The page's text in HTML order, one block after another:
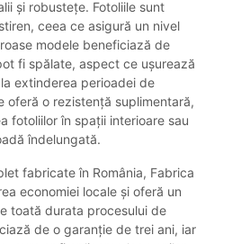
și robustețe. Fotoliile sunt
ceea ce asigură un nivel
modele beneficiază de
fi spălate, aspect ce ușurează
extinderea perioadei de
oferă o rezistență suplimentară,
fotoliilor în spații interioare sau
îndelungată.
fabricate în România, Fabrica
economiei locale și oferă un
toată durata procesului de
de o garanție de trei ani, iar